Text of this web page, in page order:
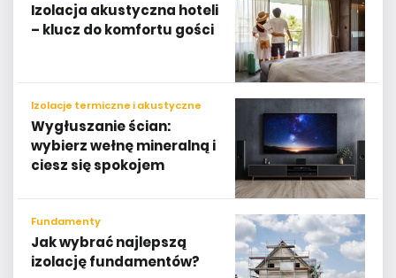
Izolacja akustyczna hoteli
– klucz do komfortu gości
Izolacje termiczne i akustyczne
Wygłuszanie ścian:
wybierz wełnę mineralną i
ciesz się spokojem
Fundamenty
Jak wybrać najlepszą
izolację fundamentów?